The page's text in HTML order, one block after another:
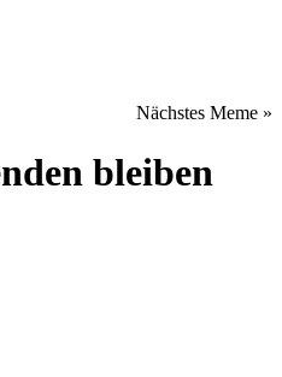
Nächstes Meme »
bleiben